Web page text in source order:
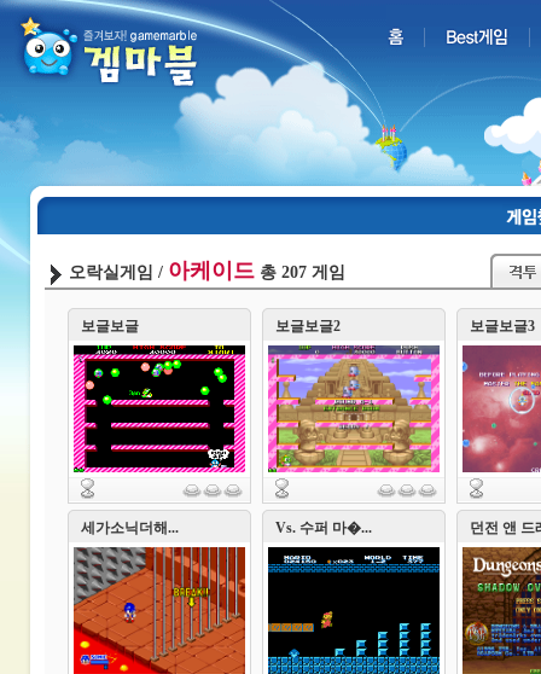
오락실게임 / 아케이드 총 207 게임
보글보글 보글보글2 보글보글3
세가소닉더해... Vs. 수퍼 마�... 던전 앤 드